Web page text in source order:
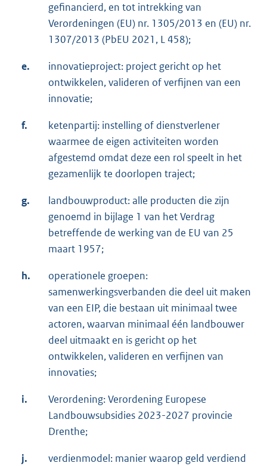
gefinancierd, en tot intrekking van
Verordeningen (EU) nr. 1305/2013 en (EU) nr.
1307/2013 (PbEU 2021, L 458);
e.
innovatieproject: project gericht op het
ontwikkelen, valideren of verfijnen van een
innovatie;
f.
ketenpartij: instelling of dienstverlener
waarmee de eigen activiteiten worden
afgestemd omdat deze een rol speelt in het
gezamenlijk te doorlopen traject;
g.
landbouwproduct: alle producten die zijn
genoemd in bijlage 1 van het Verdrag
betreffende de werking van de EU van 25
maart 1957;
h.
operationele groepen:
samenwerkingsverbanden die deel uit maken
van een EIP, die bestaan uit minimaal twee
actoren, waarvan minimaal één landbouwer
deel uitmaakt en is gericht op het
ontwikkelen, valideren en verfijnen van
innovaties;
i.
Verordening: Verordening Europese
Landbouwsubsidies 2023-2027 provincie
Drenthe;
j.
verdienmodel: manier waarop geld verdiend